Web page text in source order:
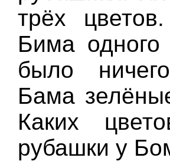
трёх
Бима
было
Бама
Каких
рубашки у